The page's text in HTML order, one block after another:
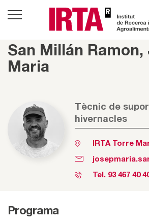
San Millán Ramon,
Maria
Tècnic de
hivernacles
IRTA Torre
Tel. 93 467 40
Programa